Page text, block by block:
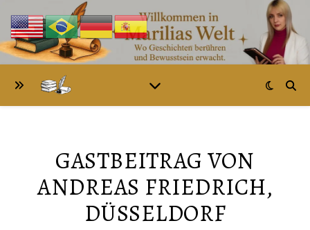
GASTBEITRAG VON
ANDREAS FRIEDRICH,
DÜSSELDORF